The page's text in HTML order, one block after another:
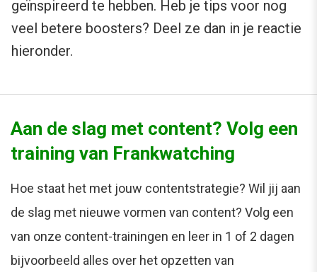
geïnspireerd te hebben. Heb je tips voor nog
veel betere boosters? Deel ze dan in je reactie
hieronder.
Aan de slag met content? Volg een
training van Frankwatching
Hoe staat het met jouw contentstrategie? Wil jij aan
de slag met nieuwe vormen van content? Volg een
van onze content-trainingen en leer in 1 of 2 dagen
bijvoorbeeld alles over het opzetten van